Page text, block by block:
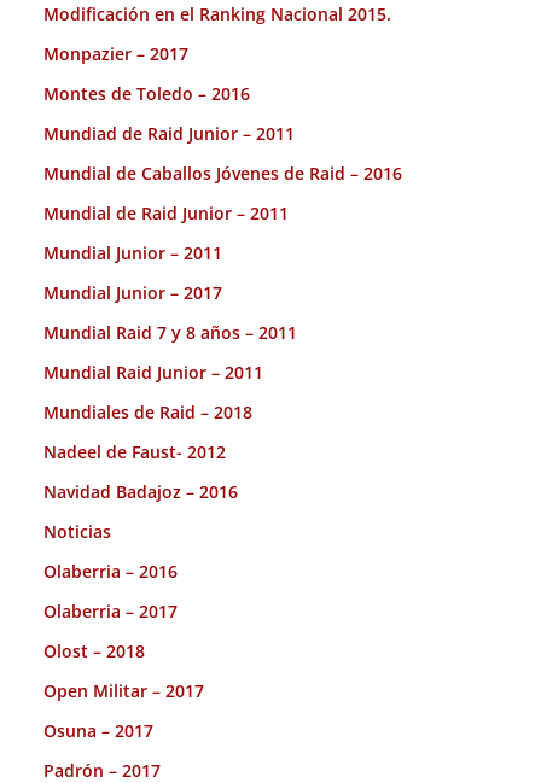
Modificación en el Ranking Nacional 2015.
Monpazier – 2017
Montes de Toledo – 2016
Mundiad de Raid Junior – 2011
Mundial de Caballos Jóvenes de Raid – 2016
Mundial de Raid Junior – 2011
Mundial Junior – 2011
Mundial Junior – 2017
Mundial Raid 7 y 8 años – 2011
Mundial Raid Junior – 2011
Mundiales de Raid – 2018
Nadeel de Faust- 2012
Navidad Badajoz – 2016
Noticias
Olaberria – 2016
Olaberria – 2017
Olost – 2018
Open Militar – 2017
Osuna – 2017
Padrón – 2017